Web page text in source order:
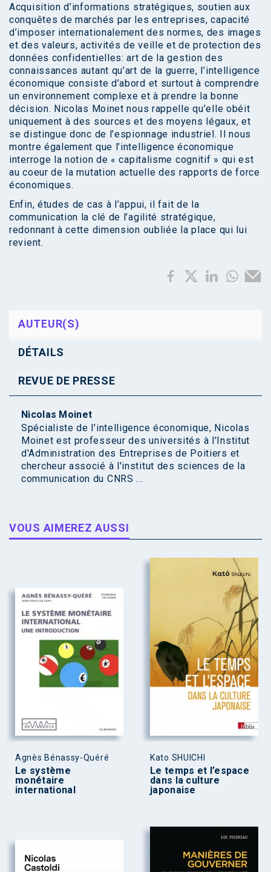
Acquisition d’informations stratégiques, soutien aux
conquêtes de marchés par les entreprises, capacité
d’imposer internationalement des normes, des images
et des valeurs, activités de veille et de protection des
données confidentielles: art de la gestion des
connaissances autant qu’art de la guerre, l’intelligence
économique consiste d’abord et surtout à comprendre
un environnement complexe et à prendre la bonne
décision. Nicolas Moinet nous rappelle qu’elle obéit
uniquement à des sources et des moyens légaux, et
se distingue donc de l’espionnage industriel. Il nous
montre également que l’intelligence économique
interroge la notion de « capitalisme cognitif » qui est
au coeur de la mutation actuelle des rapports de force
économiques.
Enfin, études de cas à l’appui, il fait de la
communication la clé de l’agilité stratégique,
redonnant à cette dimension oubliée la place qui lui
revient.
AUTEUR(S)
DÉTAILS
REVUE DE PRESSE
Nicolas Moinet
Spécialiste de l'intelligence économique, Nicolas
Moinet est professeur des universités à l'Institut
d'Administration des Entreprises de Poitiers et
chercheur associé à l'institut des sciences de la
communication du CNRS ...
VOUS AIMEREZ AUSSI
Agnès Bénassy-Quéré
Le système
monétaire
international
Kato SHUICHI
Le temps et l’espace
dans la culture
japonaise